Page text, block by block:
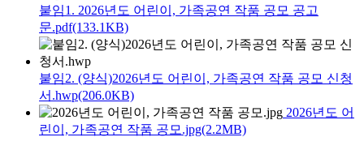
붙임1. 2026년도 어린이, 가족공연 작품 공모 공고
문.pdf(133.1KB)
붙임2. (양식)2026년도 어린이, 가족공연 작품 공모 신청
서.hwp(206.0KB)
2026년도 어
린이, 가족공연 작품 공모.jpg(2.2MB)